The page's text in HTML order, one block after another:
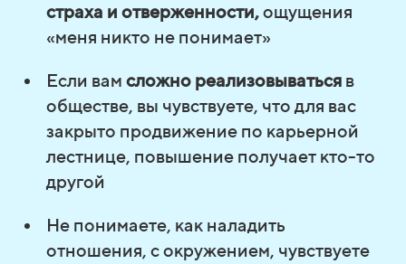
страха и отверженности,ощущения
«меня никто не понимает»
Если вам сложно реализовываться в
обществе, вы чувствуете, что для вас
закрыто продвижение по карьерной
лестнице, повышение получает кто-то
другой
Не понимаете, как наладить
отношения, с окружением, чувствуете